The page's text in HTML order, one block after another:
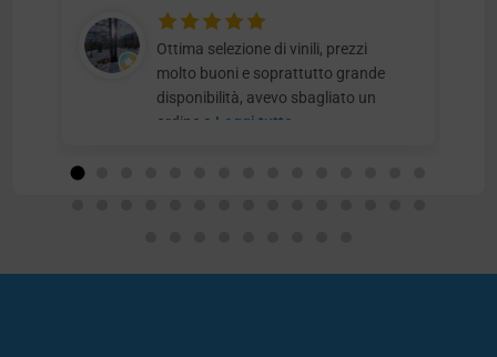
Ottima selezione di vinili, prezzi
molto buoni e soprattutto grande
disponibilità, avevo sbagliato un
ordine e Leggi tutto